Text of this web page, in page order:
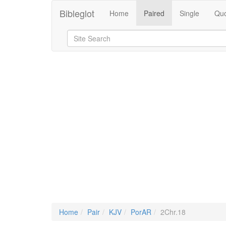
Bibleglot Home Paired Single
Home Pair KJV PorAR 2Chr.18